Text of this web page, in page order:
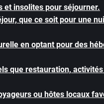
et insolites pour séjourner.
que ce soit pour une
en optant pour des
que restauration,
ou hôtes locaux